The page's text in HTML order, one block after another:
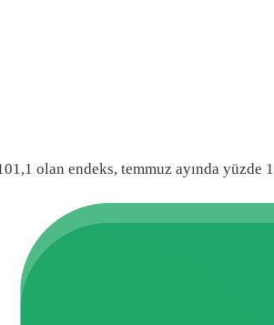
olan endeks, temmuz ayında yüzde